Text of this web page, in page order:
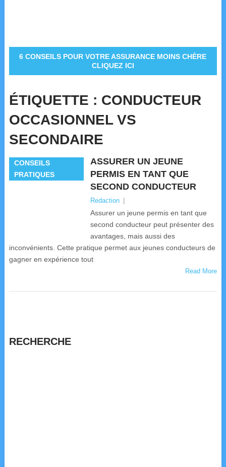
6 CONSEILS POUR VOTRE ASSURANCE MOINS CHÈRE
CLIQUEZ ICI
ÉTIQUETTE : CONDUCTEUR
OCCASIONNEL VS
SECONDAIRE
CONSEILS
PRATIQUES
ASSURER UN JEUNE
PERMIS EN TANT QUE
SECOND CONDUCTEUR
Redaction
Assurer un jeune permis en tant que
second conducteur peut présenter des
avantages, mais aussi des
inconvénients. Cette pratique permet aux jeunes conducteurs de
gagner en expérience tout
Read More
RECHERCHE